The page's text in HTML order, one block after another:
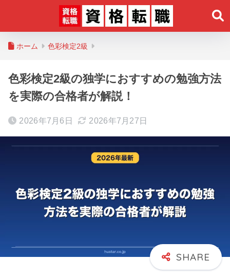
ホーム 色彩検定2級
色彩検定2級の独学におすすめの勉強方法
を実際の合格者が解説！
2026年7月6日 2026年7月27日